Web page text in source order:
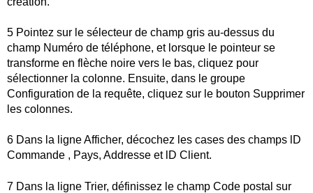
5 Pointez sur le sélecteur de champ gris au-dessus du
champ Numéro de téléphone, et lorsque le pointeur se
transforme en flèche noire vers le bas, cliquez pour
sélectionner la colonne. Ensuite, dans le groupe
Configuration de la requête, cliquez sur le bouton Supprimer
les colonnes.
6 Dans la ligne Afficher, décochez les cases des champs lD
Commande , Pays, Addresse et lD Client.
7 Dans la ligne Trier, définissez le champ Code postal sur